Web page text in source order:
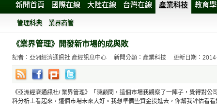
新聞首頁 國際在線 大陸在線 台灣在線 產業科技 教育
管理科典 業界商管
《業界管理》開發新市場的成與敗
記者：亞洲經濟通訊社 產經訊息中心 新聞分類：產業科技 更新日期：
《亞洲經濟通訊社/ 業界管理》「陳顧問，這個市場我觀察了一陣子，覺得對公
料分析上看起來，這個市場未來大好。我想準備些資金投進去，你幫我評估看